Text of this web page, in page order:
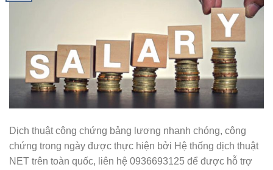
Dịch thuật công chứng bảng lương nhanh chóng, công
chứng trong ngày được thực hiện bởi Hệ thống dịch thuật
NET trên toàn quốc, liên hệ 0936693125 để được hỗ trợ